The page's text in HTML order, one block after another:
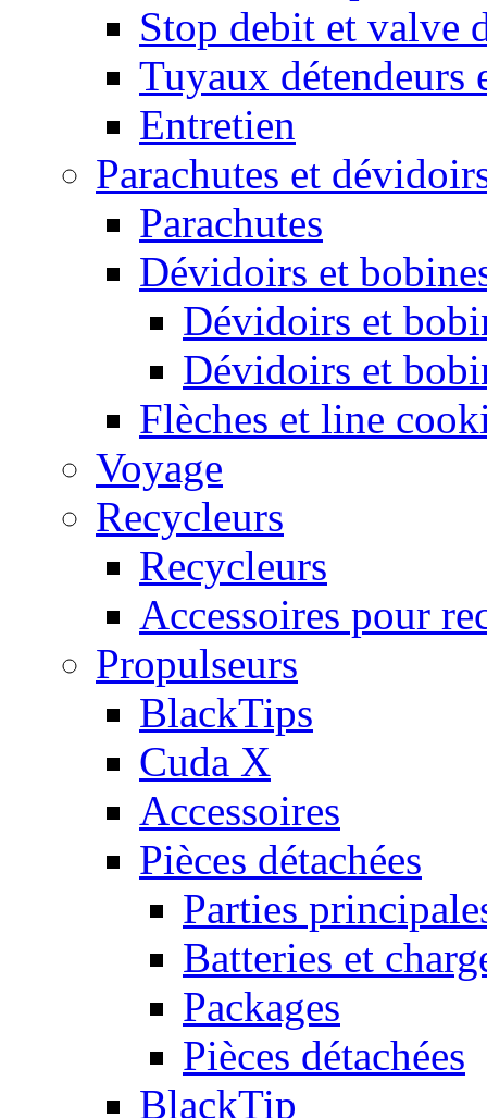
Stop debit et valve
Tuyaux détendeurs
Entretien
Parachutes et
Parachutes
Dévidoirs et
Dévidoirs et
Dévidoirs et
Flèches et line
Voyage
Recycleurs
Recycleurs
Accessoires pour
Propulseurs
BlackTips
Cuda X
Accessoires
Pièces détachées
Parties
Batteries et
Packages
Pièces détachées
BlackTip